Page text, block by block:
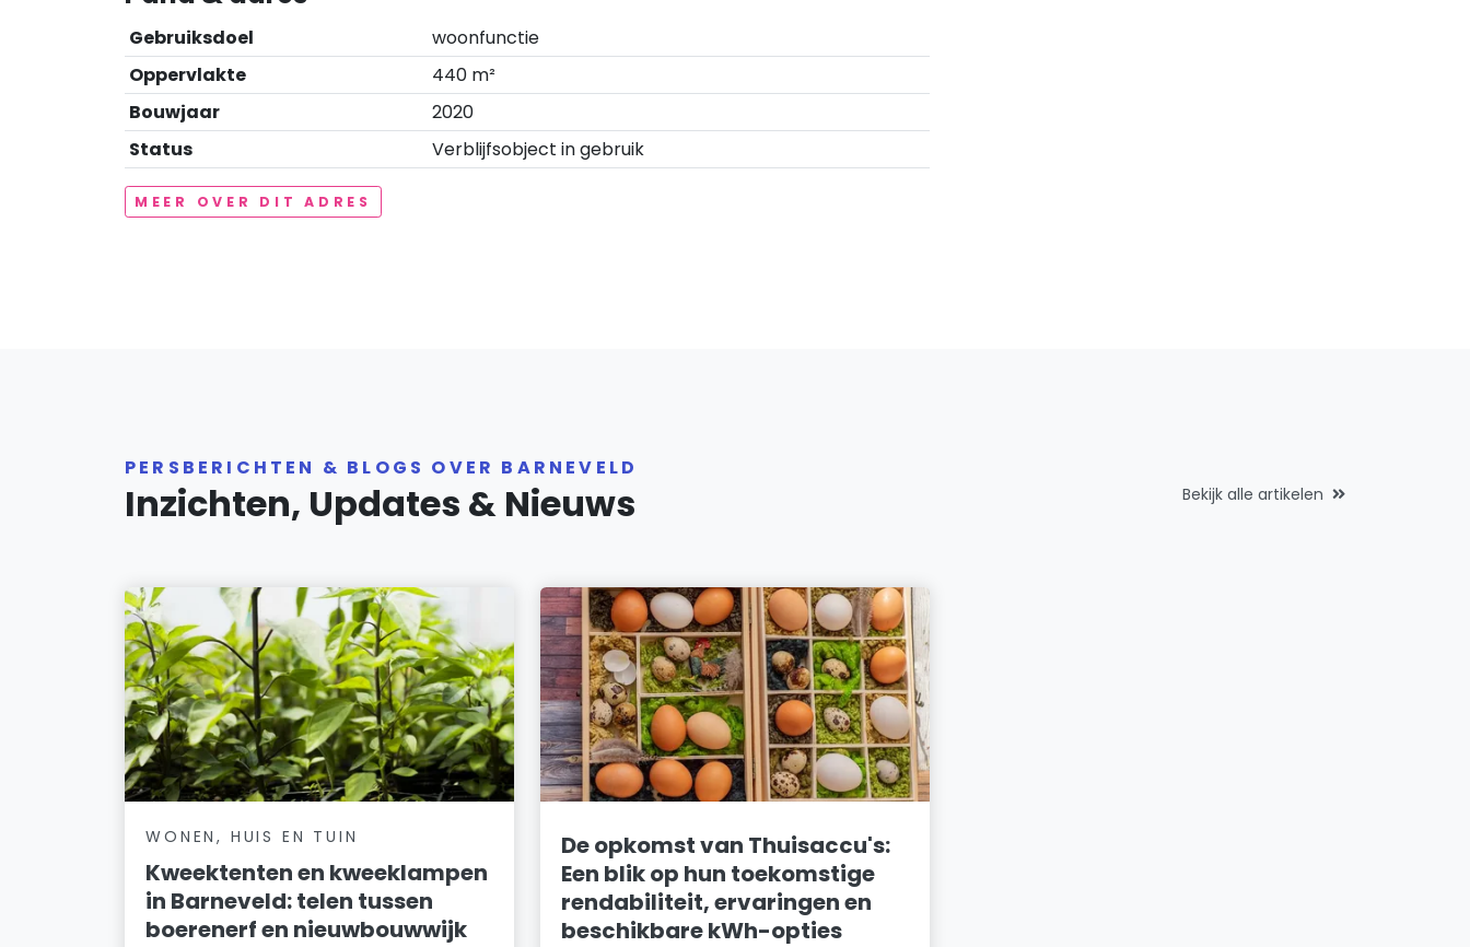
Gebruiksdoel
woonfunctie
Oppervlakte
440 m²
Bouwjaar
2020
Status
Verblijfsobject in gebruik
MEER OVER DIT ADRES
PERSBERICHTEN & BLOGS OVER BARNEVELD
Inzichten, Updates & Nieuws Bekijk alle artikelen
WONEN, HUIS EN TUIN
Kweektenten en kweeklampen
in Barneveld: telen tussen
boerenerf en nieuwbouwwijk
De opkomst van Thuisaccu's:
Een blik op hun toekomstige
rendabiliteit, ervaringen en
beschikbare kWh-opties